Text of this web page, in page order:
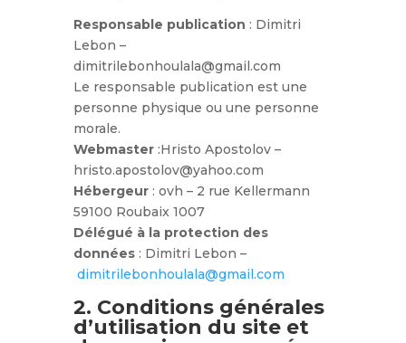
Responsable publication : Dimitri
Lebon –
dimitrilebonhoulala@gmail.com
Le responsable publication est une
personne physique ou une personne
morale.
Webmaster :Hristo Apostolov –
hristo.apostolov@yahoo.com
Hébergeur : ovh – 2 rue Kellermann
59100 Roubaix 1007
Délégué à la protection des
données : Dimitri Lebon –
dimitrilebonhoulala@gmail.com
2. Conditions générales
d’utilisation du site et